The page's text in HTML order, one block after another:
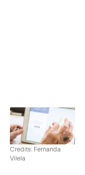
Credits: Fernanda
Vilela